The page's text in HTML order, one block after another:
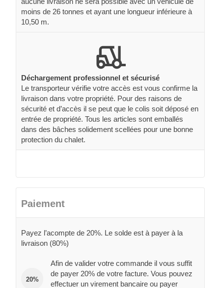
moins de 26 tonnes et ayant une longueur inférieure à
10,50 m.
Déchargement professionnel et sécurisé
Le transporteur vérifie votre accès est vous confirme la
livraison dans votre propriété. Pour des raisons de
sécurité et d’accès il se peut que le colis soit déposé en
entrée de propriété. Tous les articles sont emballés
dans des bâches solidement scellées pour une bonne
protection du chalet.
Paiement
Payez l’acompte de 20%. Le solde est à payer à la
livraison (80%)
20%
Afin de valider votre commande il vous suffit
de payer 20% de votre facture. Vous pouvez
effectuer un virement bancaire ou payer